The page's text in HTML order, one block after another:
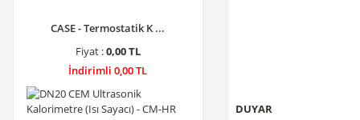
CASE - Termostatik K ...
Fiyat :0,00 TL
İndirimli 0,00 TL
DUYAR